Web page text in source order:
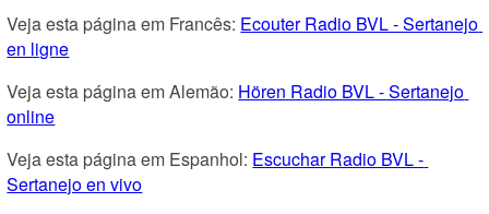
Veja esta página em Francês: Ecouter Radio BVL - Sertanejo
en ligne
Veja esta página em Alemão: Hören Radio BVL - Sertanejo
online
Veja esta página em Espanhol: Escuchar Radio BVL -
Sertanejo en vivo